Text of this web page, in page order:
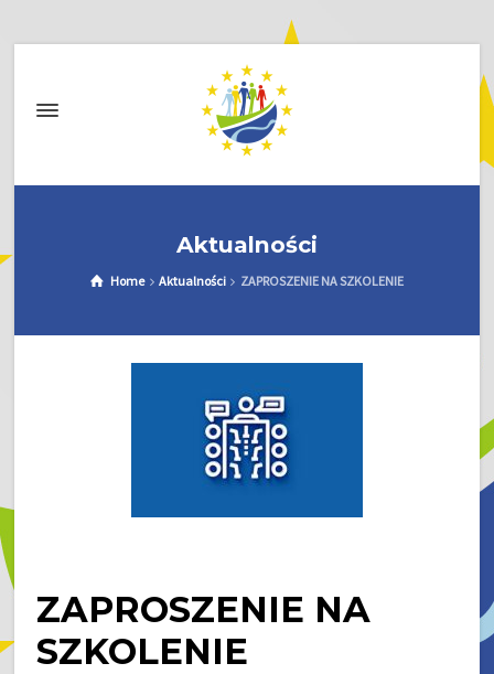
Aktualności
Home Aktualności ZAPROSZENIE NA SZKOLENIE
ZAPROSZENIE NA
SZKOLENIE